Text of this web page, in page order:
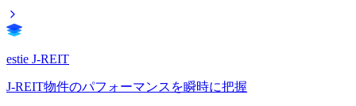
estie J-REIT
J-REIT物件のパフォーマンスを瞬時に把握